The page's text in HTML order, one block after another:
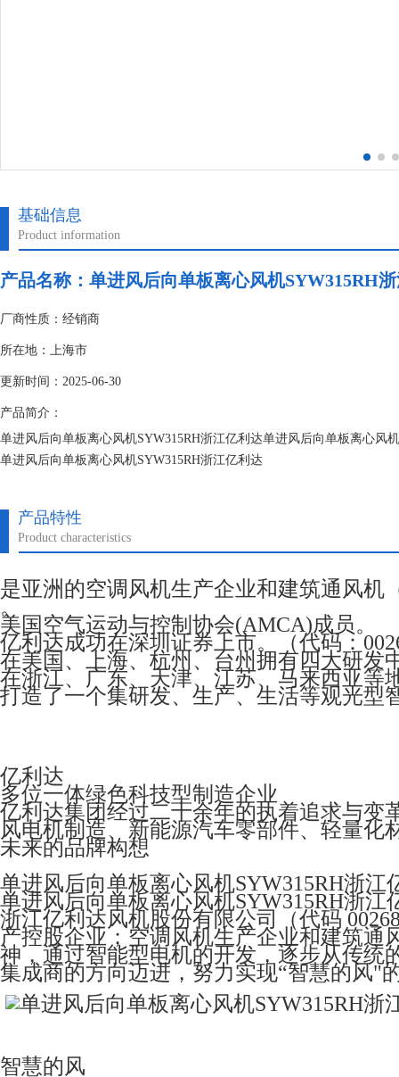
基础信息
Product information
产品名称：单进风后向单板离心风机SYW315RH
厂商性质：经销商
所在地：上海市
更新时间：2025-06-30
产品简介：
单进风后向单板离心风机SYW315RH浙江亿利达单进风后向单板离心风
单进风后向单板离心风机SYW315RH浙江亿利达
产品特性
Product characteristics
是亚洲的空调风机生产企业和建筑通风机
。
美国空气运动与控制协会(AMCA)成员。
亿利达成功在深圳证券上市。（代码：
在美国、上海、杭州、台州拥有四大研发
在浙江、广东、天津、江苏、马来西亚等
打造了一个集研发、生产、生活等观光型
亿利达
多位一体绿色科技型制造企业
亿利达集团经过二十余年的执着追求与变
风电机制造、新能源汽车零部件、轻量
未来的品牌构想
单进风后向单板离心风机SYW315RH浙江
单进风后向单板离心风机SYW315RH浙江
浙江亿利达风机股份有限公司（代码
产控股企业；空调风机生产企业和建筑通
神，通过智能型电机的开发，逐步从传统
集成商的方向迈进，努力实现“智慧的风"
智慧的风